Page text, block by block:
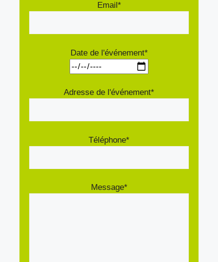
Email*
Date de l'événement*
Adresse de l'événement*
Téléphone*
Message*